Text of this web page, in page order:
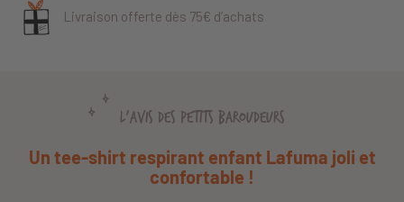
Livraison offerte dès 75€ d’achats
L'AVIS DES PETITS BAROUDEURS
Un tee-shirt respirant enfant Lafuma joli et
confortable !